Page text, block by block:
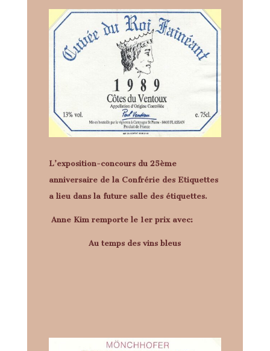
L’exposition-concours du 25ème
anniversaire de la Confrérie des Etiquettes
a lieu dans la future salle des étiquettes.
Anne Kim remporte le 1er prix avec:
Au temps des vins bleus